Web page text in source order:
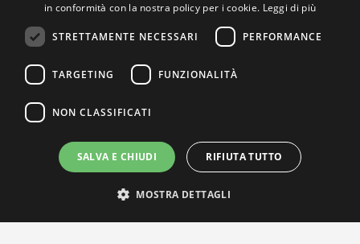
in conformità con la nostra policy per i cookie. Leggi di più
STRETTAMENTE NECESSARI PERFORMANCE
TARGETING FUNZIONALITÀ
NON CLASSIFICATI
SALVA E CHIUDI RIFIUTA TUTTO
MOSTRA DETTAGLI